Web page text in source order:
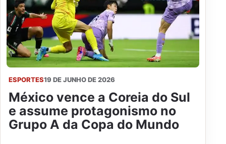
ESPORTES19 DE JUNHO DE 2026
México vence a Coreia do Sul
e assume protagonismo no
Grupo A da Copa do Mundo